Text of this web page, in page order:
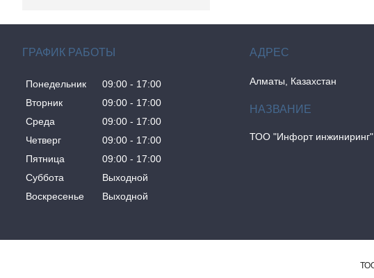
ГРАФИК РАБОТЫ
Понедельник 09:00
17:00
Вторник
09:00
17:00
Среда
09:00
17:00
Четверг
09:00
17:00
Пятница
09:00
17:00
Суббота
Выходной
Воскресенье
Выходной
Алматы, Казахстан
ТОО "Инфорт инжиниринг"